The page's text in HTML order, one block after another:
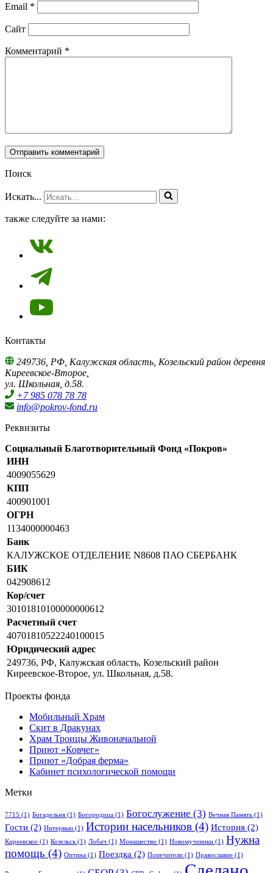
Email *
Сайт
Комментарий *
Поиск
Искать...
также следуйте за нами:
Контакты
249736, РФ, Калужская область, Козельский район деревня
Киреевское-Второе,
ул. Школьная, д.58.
+7 985 078 78 78
info@pokrov-fond.ru
Реквизиты
Социальный Благотворительный Фонд «Покров»
ИНН
4009055629
КПП
400901001
ОГРН
1134000000463
Банк
КАЛУЖСКОЕ ОТДЕЛЕНИЕ N8608 ПАО СБЕРБАНК
БИК
042908612
Кор/счет
30101810100000000612
Расчетный счет
40701810522240100015
Юридический адрес
249736, РФ, Калужская область, Козельский район
Киреевское-Второе, ул. Школьная, д.58.
Проекты фонда
Мобильный Храм
Скит в Дракунах
Храм Троицы Живоначальной
Приют «Ковчег»
Приют «Добрая ферма»
Кабинет психологической помощи
Метки
7715 (1) Богадельня (1) Богородица (1) Богослужение (3) Вечная Память (1)
Гости (2) Интервью (1) Истории насельников (4) История (2)
Киреевское (1) Козельск (1) Лобач (1) Монашество (1) Новомученики (1) Нужна
помощь (4) Оптина (1) Поездка (2) Попечители (1) Православие (1)